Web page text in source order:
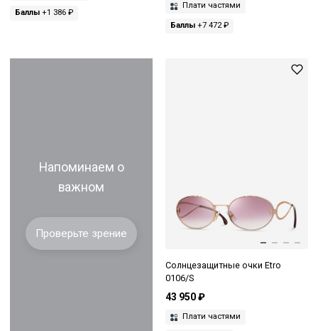
Баллы +1 386 ₽
Плати частями
Баллы+7 472 ₽
Напоминаем о
важном
Проверьте зрение
Солнцезащитные очки Etro
0106/S
43 950 ₽
Плати частями